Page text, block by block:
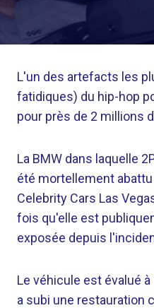
L'un des artefacts les
fatidiques) du hip-hop
pour près de 2 millions
La BMW dans laquelle
été mortellement
Celebrity Cars Las
fois qu'elle est
exposée depuis
Le véhicule est évalué
a subi une restauration